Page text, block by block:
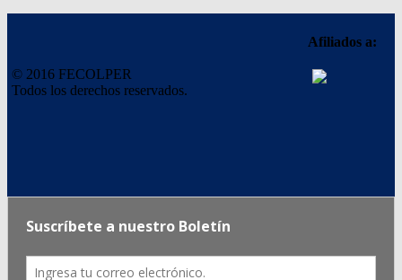
© 2016 FECOLPER
Todos los derechos reservados.
Afiliados a: